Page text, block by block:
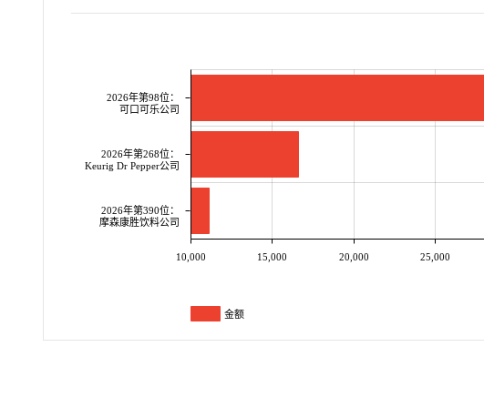
2026年第98位：
可口可乐公司
2026年第268位：
Keurig Dr Pepper公司
2026年第390位：
摩森康胜饮料公司
10,000 15,000 20,000 25,000
金额